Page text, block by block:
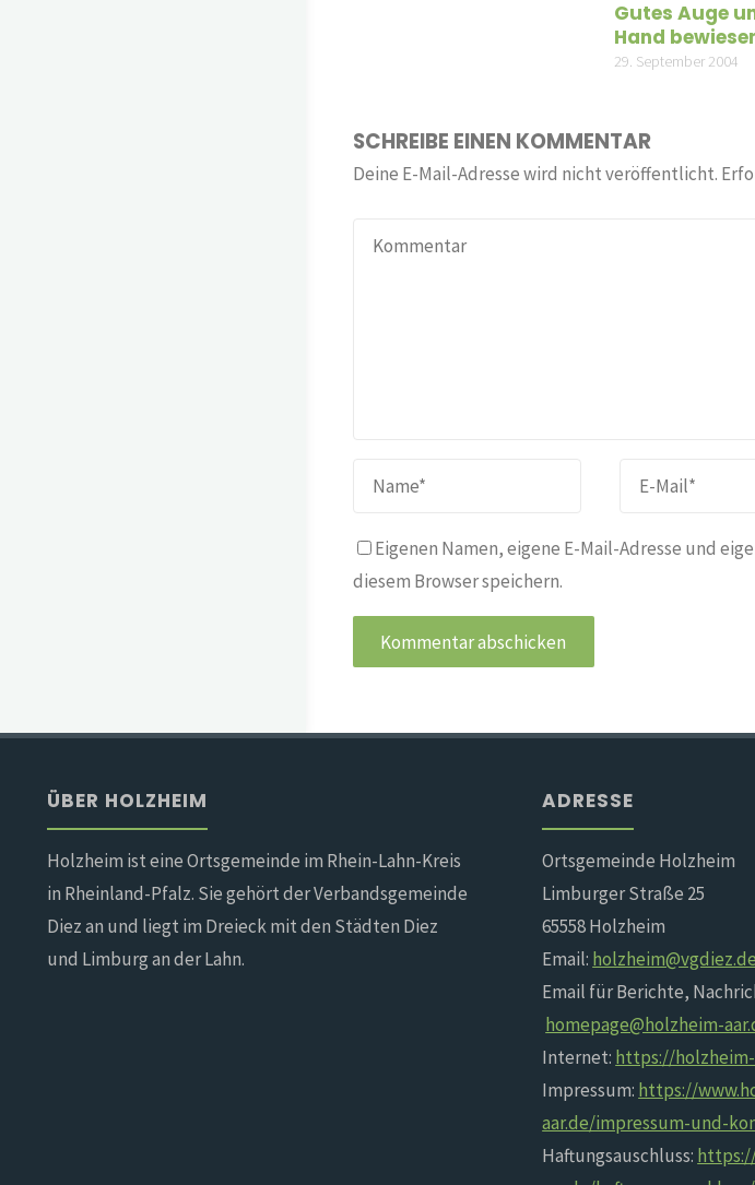
Gutes Auge
Hand
29. September 2004
SCHREIBE EINEN KOMMENTAR
Deine E-Mail-Adresse wird nicht veröffentlicht.
Eigenen Namen, eigene E-Mail-Adresse und
diesem Browser speichern.
ÜBER HOLZHEIM
Holzheim ist eine Ortsgemeinde im Rhein-Lahn-Kreis
in Rheinland-Pfalz. Sie gehört der Verbandsgemeinde
Diez an und liegt im Dreieck mit den Städten Diez
und Limburg an der Lahn.
ADRESSE
Ortsgemeinde Holzheim
Limburger Straße 25
65558 Holzheim
Email: holzheim@vgdiez.de
Email für Berichte,
homepage@holzheim-
Internet: https://holzheim-
Impressum: https://
aar.de/impressum-und-
Haftungsauschluss: